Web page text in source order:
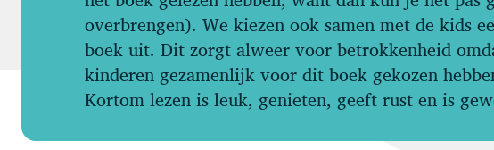
overbrengen). We kiezen ook samen met de kids
boek uit. Dit zorgt alweer voor betrokkenheid
kinderen gezamenlijk voor dit boek gekozen
Kortom lezen is leuk, genieten, geeft rust en is